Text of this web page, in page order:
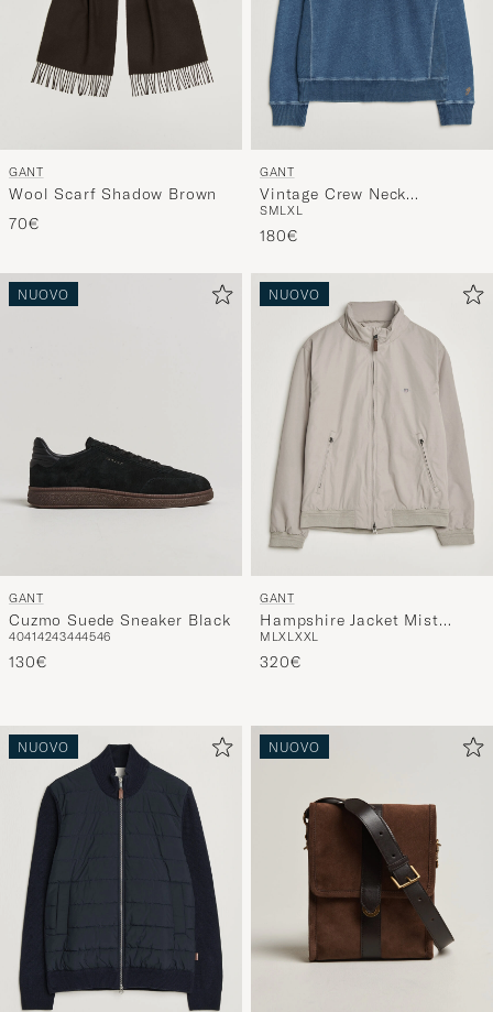
Wool Scarf Shadow Brown
Vintage Crew Neck
Sweatshirt Indigo
S MLXL
NUOVO
Cuzmo Suede Sneaker Black
40414243 444546
NUOVO
Hampshire Jacket Mist
Taupe
M LXLXXL
NUOVO NUOVO